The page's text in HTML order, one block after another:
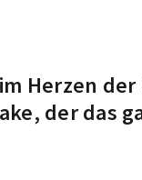
Herzen
der das